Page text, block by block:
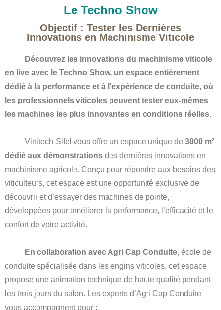
Le Techno Show
Objectif : Tester les Dernières
Innovations en Machinisme Viticole
Découvrez les innovations du machinisme viticole
en live avec le Techno Show, un espace entièrement
dédié à la performance et à l’expérience de conduite, où
les professionnels viticoles peuvent tester eux-mêmes
les machines les plus innovantes en conditions réelles.
Vinitech-Sifel vous offre un espace unique de 3000 m²
dédié aux démonstrations des dernières innovations en
machinisme agricole. Conçu pour répondre aux besoins des
viticulteurs, cet espace est une opportunité exclusive de
découvrir et d’essayer des machines de pointe,
développées pour améliorer la performance, l’efficacité et le
confort de votre activité.
En collaboration avec Agri Cap Conduite, école de
conduite spécialisée dans les engins viticoles, cet espace
propose une animation technique de haute qualité pendant
les trois jours du salon. Les experts d’Agri Cap Conduite
vous accompagnent pour :